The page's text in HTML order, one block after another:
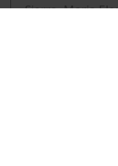
Sierra, Maria